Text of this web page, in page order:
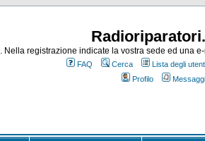
. Nella registrazione indicate la vostra sede ed una
FAQ Cerca Lista degli
Profilo